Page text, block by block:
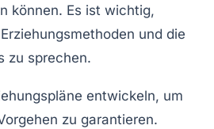
können. Es ist wichtig,
und die
zu sprechen.
entwickeln, um
zu garantieren.